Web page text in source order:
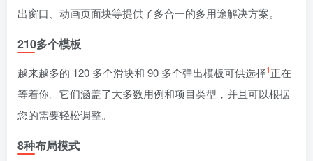
出窗口、动画页面块等提供了多合一的多用途解决方案。
210多个模板
越来越多的 120 多个滑块和 90 多个弹出模板可供选择1正在
等着你。它们涵盖了大多数用例和项目类型，并且可以根据
您的需要轻松调整。
8种布局模式